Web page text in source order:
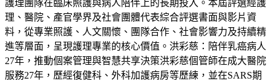
護理團隊在臨床照護與病人陪伴上的長期投入。本屆評選經護
理、醫院、產官學界及社會團體代表綜合評選書面與影片資
料，從專業照護、人文關懷、團隊合作、社會影響力及持續精
進等層面，呈現護理專業的核心價值。洪彩慈：陪伴乳癌病人
27年，推動個案管理與智慧共享決策洪彩慈個管師在成大醫院
服務27年，歷經復健科、外科加護病房等歷練，並在SARS期